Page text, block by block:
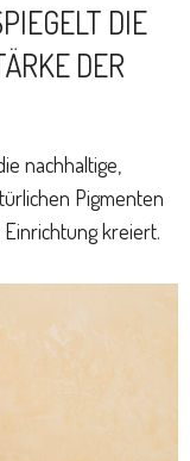
DIE
DER
nachhaltige,
Pigmenten
kreiert.